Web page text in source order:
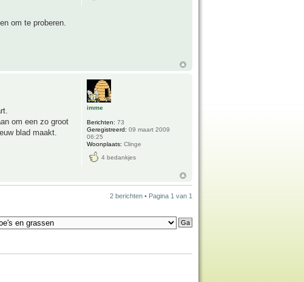
om te proberen.
om een zo groot
blad maakt.
imme
Berichten: 73
Geregistreerd: 09 maart 2009
06:25
Woonplaats: Clinge
4 bedankjes
2 berichten • Pagina 1 van 1